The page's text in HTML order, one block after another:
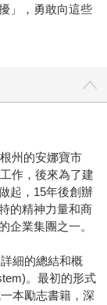
」，勇敢向這些
州的安娜寶市
作，後來為了建
起，15年後創辦
的精神力量和商
企業集團之一。
細的總結和概
。最初的形式
本勵志書籍，深